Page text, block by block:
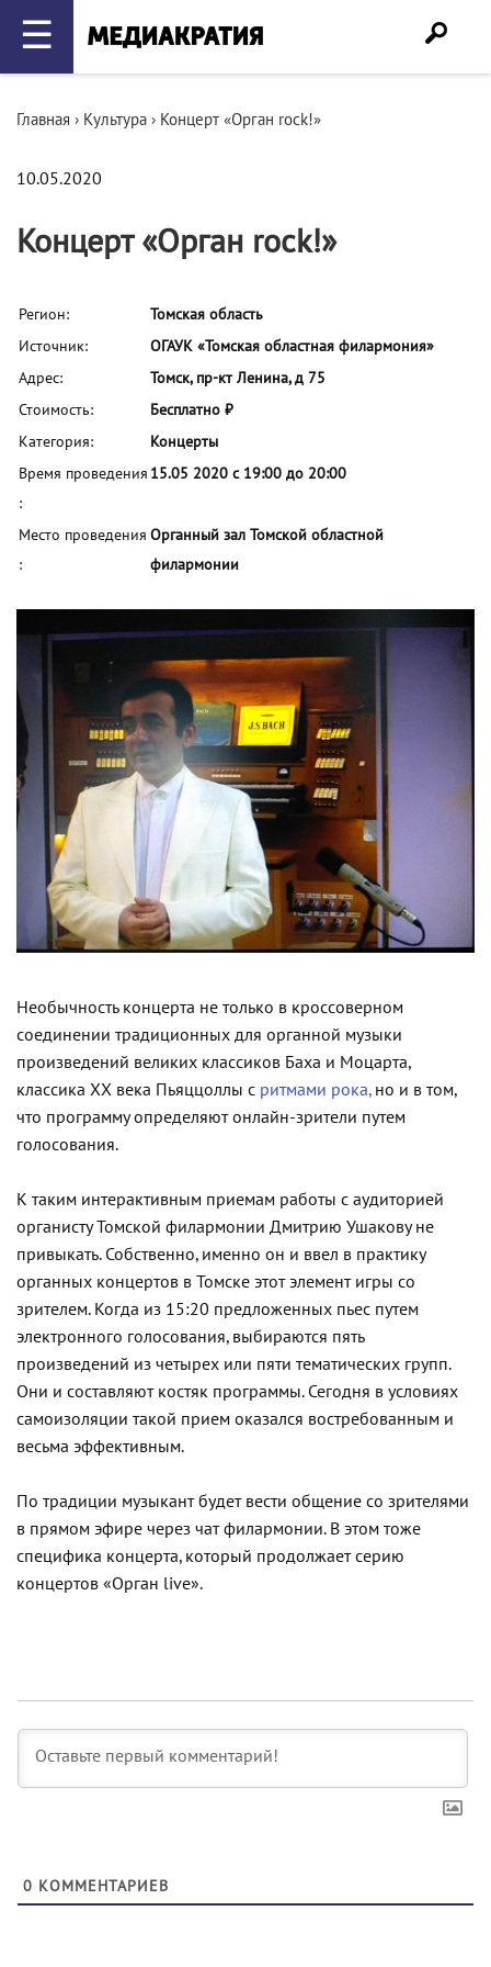
☰
Главная › Культура › Концерт «Орган rock!»
10.05.2020
Концерт «Орган rock!»
Регион:
Томская область
Источник:
ОГАУК «Томская областная филармония»
Адрес:
Томск, пр-кт Ленина, д 75
Стоимость:
Бесплатно ₽
Категория:
Концерты
Время проведения
:
15.05 2020 с 19:00 до 20:00
Место проведения
:
Органный зал Томской областной
филармонии
Необычность концерта не только в кроссоверном
соединении традиционных для органной музыки
произведений великих классиков Баха и Моцарта,
классика ХХ века Пьяццоллы с ритмами рока, но и в том,
что программу определяют онлайн-зрители путем
голосования.
К таким интерактивным приемам работы с аудиторией
органисту Томской филармонии Дмитрию Ушакову не
привыкать. Собственно, именно он и ввел в практику
органных концертов в Томске этот элемент игры со
зрителем. Когда из 15:20 предложенных пьес путем
электронного голосования, выбираются пять
произведений из четырех или пяти тематических групп.
Они и составляют костяк программы. Сегодня в условиях
самоизоляции такой прием оказался востребованным и
весьма эффективным.
По традиции музыкант будет вести общение со зрителями
в прямом эфире через чат филармонии. В этом тоже
специфика концерта, который продолжает серию
концертов «Орган live».
0 КОММЕНТАРИЕВ